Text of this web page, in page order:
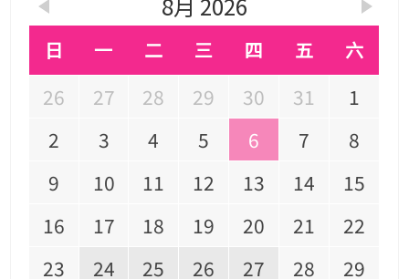
日 一 二 三 四 五 六
26 27 28 29 30 31
1
2
3 4 5 6 7
8
9
10 11 12 13 14
15
16
17 18 19 20 21
22
23
24 25 26 27 28
29